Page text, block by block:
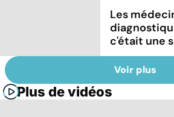
Les
c'était une
Voir plus
Plus de vidéos